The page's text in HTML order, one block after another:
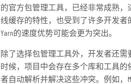
的官方包管理工具，已经非常成熟，
线缓存的特性，也受到了许多开发者
Yarn的速度优势可能会更为突出。
除了选择包管理工具外，开发者还
时候，项目中会存在多个库和工具
者自动解析并解决这些冲突。例如，